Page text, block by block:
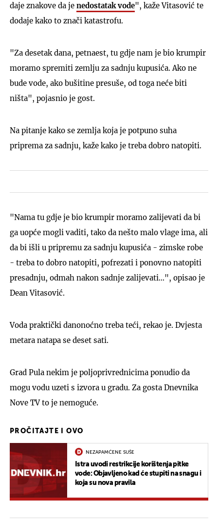
daje znakove da je nedostatak vode", kaže Vitasović te
dodaje kako to znači katastrofu.
"Za desetak dana, petnaest, tu gdje nam je bio krumpir
moramo spremiti zemlju za sadnju kupusića. Ako ne
bude vode, ako bušitine presuše, od toga neće biti
ništa", pojasnio je gost.
Na pitanje kako se zemlja koja je potpuno suha
priprema za sadnju, kaže kako je treba dobro natopiti.
"Nama tu gdje je bio krumpir moramo zalijevati da bi
ga uopće mogli vaditi, tako da nešto malo vlage ima, ali
da bi išli u pripremu za sadnju kupusića - zimske robe
- treba to dobro natopiti, pofrezati i ponovno natopiti
presadnju, odmah nakon sadnje zalijevati...", opisao je
Dean Vitasović.
Voda praktički danonoćno treba teći, rekao je. Dvjesta
metara natapa se deset sati.
Grad Pula nekim je poljoprivrednicima ponudio da
mogu vodu uzeti s izvora u gradu. Za gosta Dnevnika
Nove TV to je nemoguće.
PROČITAJTE I OVO
NEZAPAMĆENE SUŠE
Istra uvodi restrikcije korištenja pitke
vode: Objavljeno kad će stupiti na snagu i
koja su nova pravila